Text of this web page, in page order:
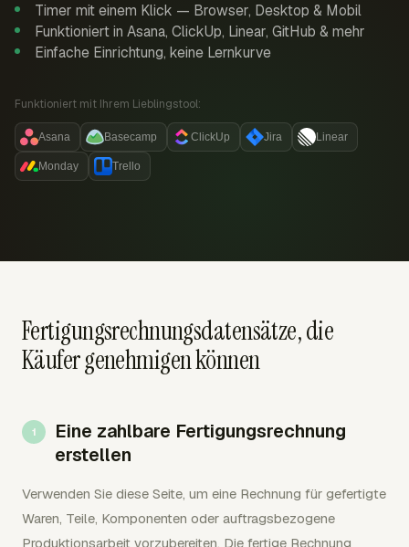
Timer mit einem Klick — Browser, Desktop & Mobil
Funktioniert in Asana, ClickUp, Linear, GitHub & mehr
Einfache Einrichtung, keine Lernkurve
Funktioniert mit Ihrem Lieblingstool:
Asana Basecamp ClickUp Jira Linear
Monday Trello
Fertigungsrechnungsdatensätze, die
Käufer genehmigen können
Eine zahlbare Fertigungsrechnung
erstellen
Verwenden Sie diese Seite, um eine Rechnung für gefertigte
Waren, Teile, Komponenten oder auftragsbezogene
Produktionsarbeit vorzubereiten. Die fertige Rechnung